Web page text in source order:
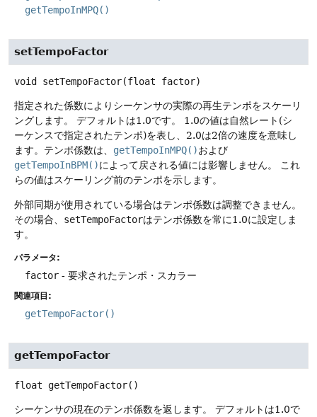
getTempoInMPQ()
setTempoFactor
void setTempoFactor(float factor)
指定された係数によりシーケンサの実際の再生テンポをスケーリ
ングします。
デフォルトは1.0です。
1.0の値は自然レート(シ
ーケンスで指定されたテンポ)を表し、2.0は2倍の速度を意味し
ます。テンポ係数は、 getTempoInMPQ()および
getTempoInBPM()によって戻される値には影響しません。
これ
らの値はスケーリング前のテンポを示します。
外部同期が使用されている場合はテンポ係数は調整できません。
その場合、 setTempoFactorはテンポ係数を常に1.0に設定しま
す。
パラメータ:
factor - 要求されたテンポ・スカラー
関連項目:
getTempoFactor()
getTempoFactor
float getTempoFactor()
シーケンサの現在のテンポ係数を返します。
デフォルトは1.0で